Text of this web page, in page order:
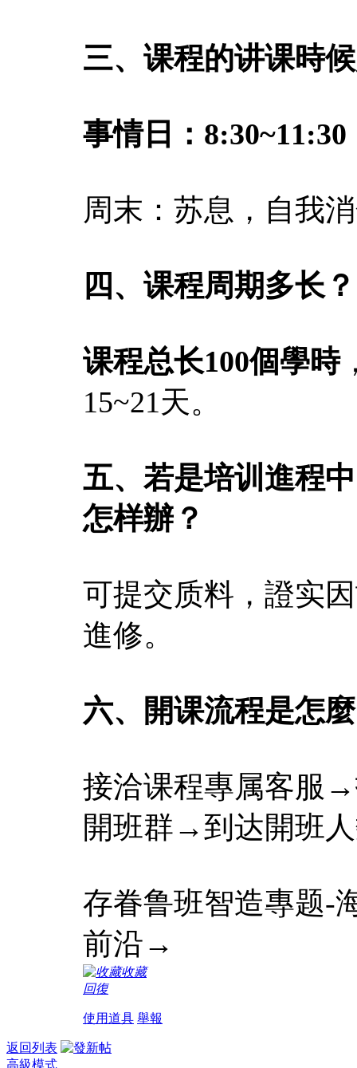
三、课程的讲课時
事情日：8:30~11:30
周末：苏息，自我
四、课程周期多长？
课程总长100個學時
15~21天。
五、若是培训進程
怎样辦？
可提交质料，證实
進修。
六、開课流程是怎
接洽课程專属客服
開班群→到达開班
存眷鲁班智造專题-
前沿→
收藏
回復
使用道具 舉報
返回列表
高級模式